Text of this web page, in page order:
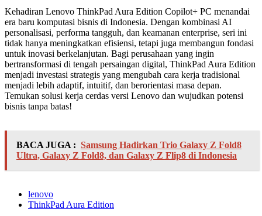
Kehadiran Lenovo ThinkPad Aura Edition Copilot+ PC menandai
era baru komputasi bisnis di Indonesia. Dengan kombinasi AI
personalisasi, performa tangguh, dan keamanan enterprise, seri ini
tidak hanya meningkatkan efisiensi, tetapi juga membangun fondasi
untuk inovasi berkelanjutan. Bagi perusahaan yang ingin
bertransformasi di tengah persaingan digital, ThinkPad Aura Edition
menjadi investasi strategis yang mengubah cara kerja tradisional
menjadi lebih adaptif, intuitif, dan berorientasi masa depan.
Temukan solusi kerja cerdas versi Lenovo dan wujudkan potensi
bisnis tanpa batas!
BACA JUGA : Samsung Hadirkan Trio Galaxy Z Fold8
Ultra, Galaxy Z Fold8, dan Galaxy Z Flip8 di Indonesia
lenovo
ThinkPad Aura Edition